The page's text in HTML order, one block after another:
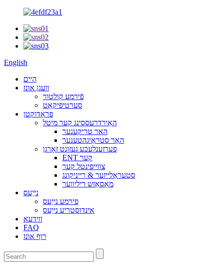
English
היים
וועגן אונז
פֿירמע קולטור
סערטיפיקאַט
פּראָדוקטן
האַירדרעססינג קער מיטל
האר טריקענער
האָר סטראַיגהטענער
פערזענלעכע געזונט זאָרגן
ENT קער
צווייפּינטל קער
סטעראַלייזער & רייניקונג
מאַסאַזש ריליווער
נייַעס
פירמע נייַעס
אינדוסטריע נייַעס
ווידעא
FAQ
רוף אונז